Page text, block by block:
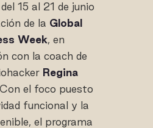
del 15 al 21 de junio
de la Global
Week, en
con la coach de
Regina
el foco puesto
funcional y la
el programa